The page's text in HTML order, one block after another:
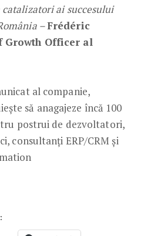
ai succesului
–Frédéric
Growth Officer al
al companie,
să anagajeze încă 100
postrui de dezvoltatori,
consultanți ERP/CRM și